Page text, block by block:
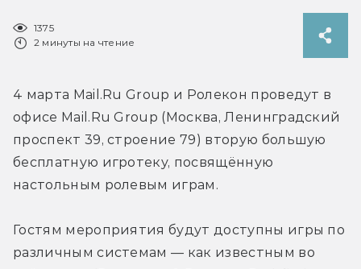
1375
2 минуты на чтение
4 марта Mail.Ru Group и Ролекон проведут в
офисе Mail.Ru Group (Москва, Ленинградский
проспект 39, строение 79) вторую большую
бесплатную игротеку, посвящённую
настольным ролевым играм.
Гостям мероприятия будут доступны игры по
различным системам — как известным во